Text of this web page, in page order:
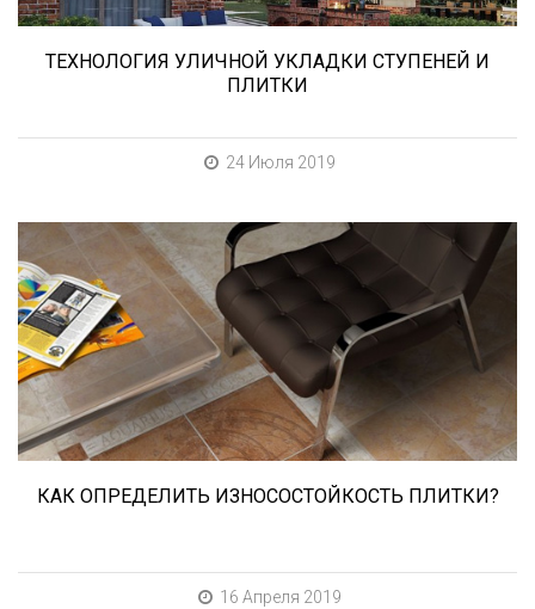
ТЕХНОЛОГИЯ УЛИЧНОЙ УКЛАДКИ СТУПЕНЕЙ И
ПЛИТКИ
24 Июля 2019
При выборе любой плитки важно важны не
только цвет и размер, но и ее
износостойкость. Как же определить
износостойкость керамической плитки и
керамогранита? Сейчас расскажем.
КАК ОПРЕДЕЛИТЬ ИЗНОСОСТОЙКОСТЬ ПЛИТКИ?
16 Апреля 2019